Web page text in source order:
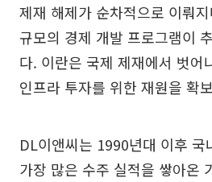
제재 해제가 순차적으로 이뤄
규모의 경제 개발 프로그램이
다. 이란은 국제 제재에서 벗어
인프라 투자를 위한 재원을 확
DL이앤씨는 1990년대 이후 국
가장 많은 수주 실적을 쌓아온